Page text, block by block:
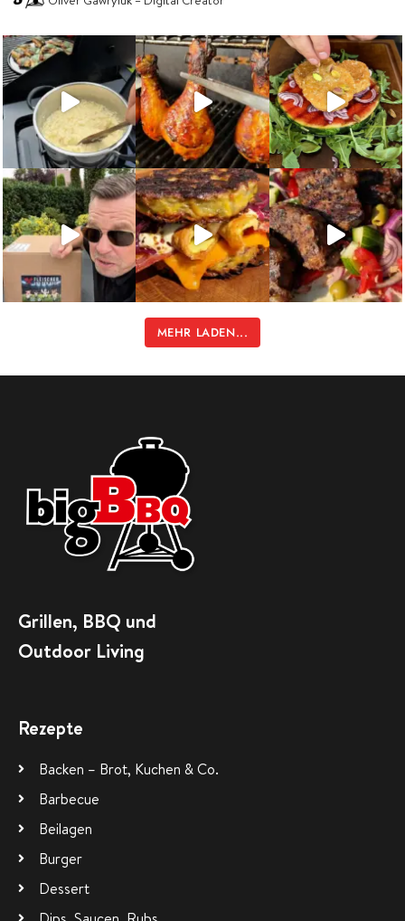
MEHR LADEN...
Grillen, BBQ und
Outdoor Living
Rezepte
Backen – Brot, Kuchen & Co.
Barbecue
Beilagen
Burger
Dessert